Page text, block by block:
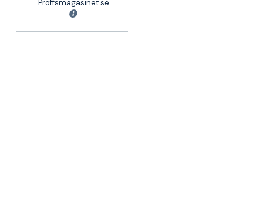
Proffsmagasinet.se